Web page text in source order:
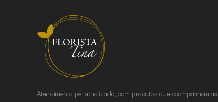
Atendimento personalizado, com produtos que acompanham as